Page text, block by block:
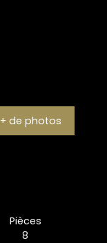
+ de photos
Pièces
8